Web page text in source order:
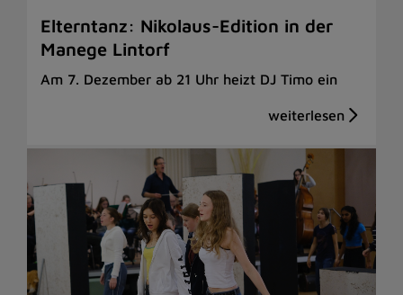
Elterntanz: Nikolaus-Edition in der
Manege Lintorf
Am 7. Dezember ab 21 Uhr heizt DJ Timo ein